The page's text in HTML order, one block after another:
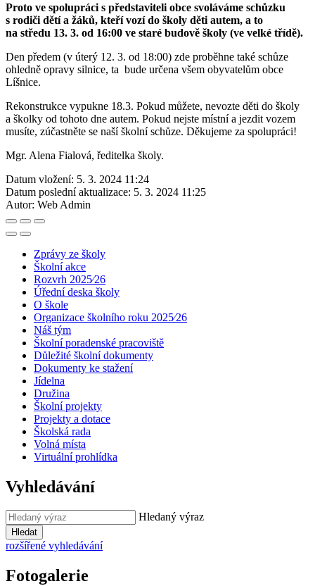
Proto ve spolupráci s představiteli obce svoláváme schůzku
s rodiči dětí a žáků, kteří vozí do školy děti autem, a to
na středu 13. 3. od 16:00 ve staré budově školy (ve velké třídě).
Den předem (v úterý 12. 3. od 18:00) zde proběhne také schůze
ohledně opravy silnice, ta bude určena všem obyvatelům obce
Líšnice.
Rekonstrukce vypukne 18.3. Pokud můžete, nevozte děti do školy
a školky od tohoto dne autem. Pokud nejste místní a jezdit vozem
musíte, zúčastněte se naší školní schůze. Děkujeme za spolupráci!
Mgr. Alena Fialová, ředitelka školy.
Datum vložení: 5. 3. 2024 11:24
Datum poslední aktualizace: 5. 3. 2024 11:25
Autor: Web Admin
Zprávy ze školy
Školní akce
Rozvrh 2025⁄26
Úřední deska školy
O škole
Organizace školního roku 2025⁄26
Náš tým
Školní poradenské pracoviště
Důležité školní dokumenty
Dokumenty ke stažení
Jídelna
Družina
Školní projekty
Projekty a dotace
Školská rada
Volná místa
Virtuální prohlídka
Vyhledávání
Hledaný výraz
Hledat
rozšířené vyhledávání
Fotogalerie